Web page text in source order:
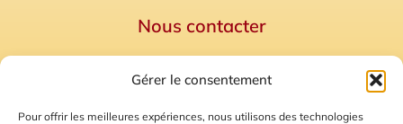
Gérer le consentement
Pour offrir les meilleures expériences, nous utilisons des technologies
Nous contacter
Mentions Légales
Plan du site